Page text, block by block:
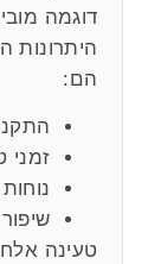
דוגמה
היתרונות
הם:
זמני
טעינה